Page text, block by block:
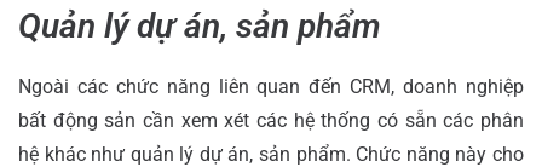
Quản lý dự án, sản phẩm
Ngoài các chức năng liên quan đến CRM, doanh nghiệp
bất động sản cần xem xét các hệ thống có sẵn các phân
hệ khác như quản lý dự án, sản phẩm. Chức năng này cho